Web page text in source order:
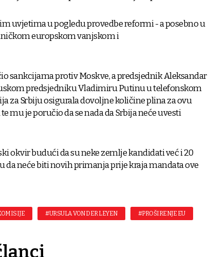
uvjetima u pogledu provedbe reformi - a posebno u
europskom vanjskom i
sankcijama protiv Moskve, a predsjednik Aleksandar
predsjedniku Vladimiru Putinu u telefonskom
za Srbiju osigurala dovoljne količine plina za ovu
mu je poručio da se nada da Srbija neće uvesti
okvir budući da su neke zemlje kandidati već i 20
da neće biti novih primanja prije kraja mandata ove
#URSULA VON DER LEYEN #PROŠIRENJE EU